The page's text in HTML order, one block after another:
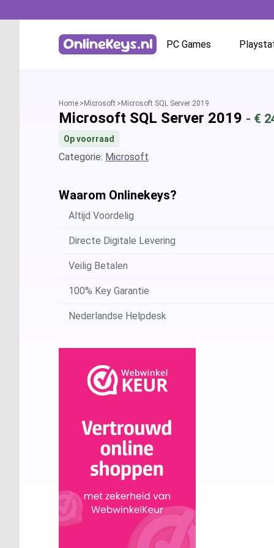
PC Games
GOG.com
Steam
Home Microsoft Microsoft SQL Server 2019
Microsoft SQL Server 2019 - €
Op voorraad
Categorie: Microsoft
Waarom Onlinekeys?
Altijd Voordelig
Directe Digitale Levering
Veilig Betalen
100% Key Garantie
Nederlandse Helpdesk